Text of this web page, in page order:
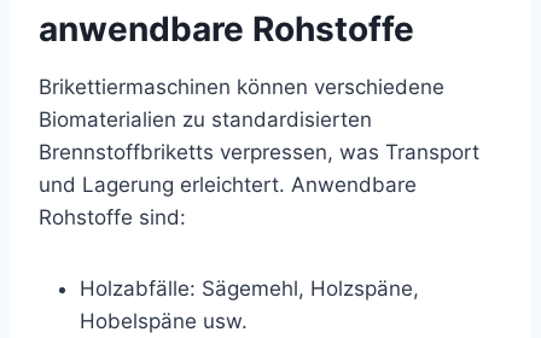
anwendbare Rohstoffe
Brikettiermaschinen können verschiedene
Biomaterialien zu standardisierten
Brennstoffbriketts verpressen, was Transport
und Lagerung erleichtert. Anwendbare
Rohstoffe sind:
Holzabfälle: Sägemehl, Holzspäne,
Hobelspäne usw.